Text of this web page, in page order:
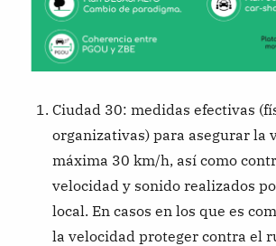
Ciudad 30: medidas efectivas
organizativas) para asegurar la
máxima 30 km/h, así como
velocidad y sonido realizados
local. En casos en los que es
la velocidad proteger contra el